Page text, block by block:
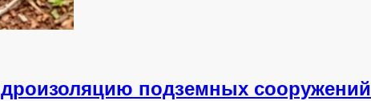
подземных сооружений